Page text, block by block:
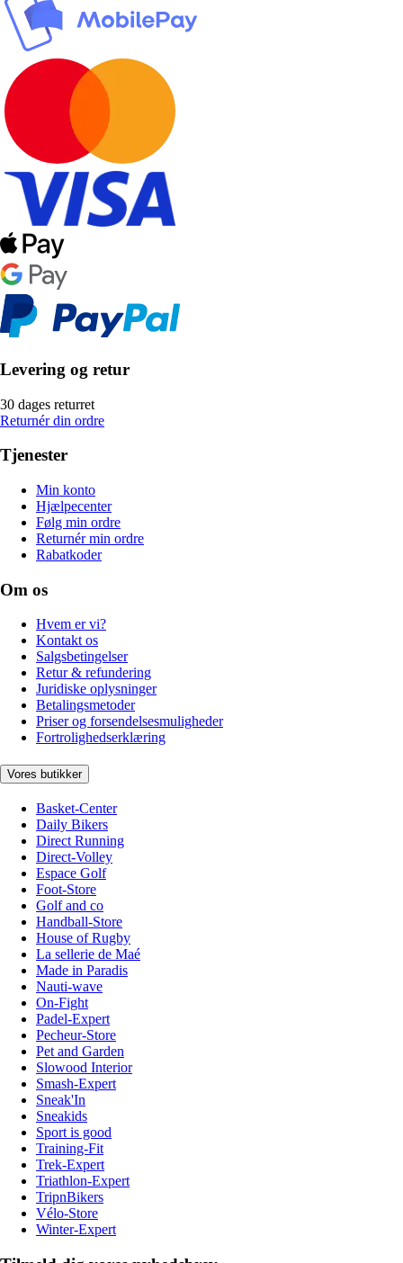
Levering og retur
30 dages returret
Returnér din ordre
Tjenester
Min konto
Hjælpecenter
Følg min ordre
Returnér min ordre
Rabatkoder
Om os
Hvem er vi?
Kontakt os
Salgsbetingelser
Retur & refundering
Juridiske oplysninger
Betalingsmetoder
Priser og forsendelsesmuligheder
Fortrolighedserklæring
Vores butikker
Basket-Center
Daily Bikers
Direct Running
Direct-Volley
Espace Golf
Foot-Store
Golf and co
Handball-Store
House of Rugby
La sellerie de Maé
Made in Paradis
Nauti-wave
On-Fight
Padel-Expert
Pecheur-Store
Pet and Garden
Slowood Interior
Smash-Expert
Sneak'In
Sneakids
Sport is good
Training-Fit
Trek-Expert
Triathlon-Expert
TripnBikers
Vélo-Store
Winter-Expert